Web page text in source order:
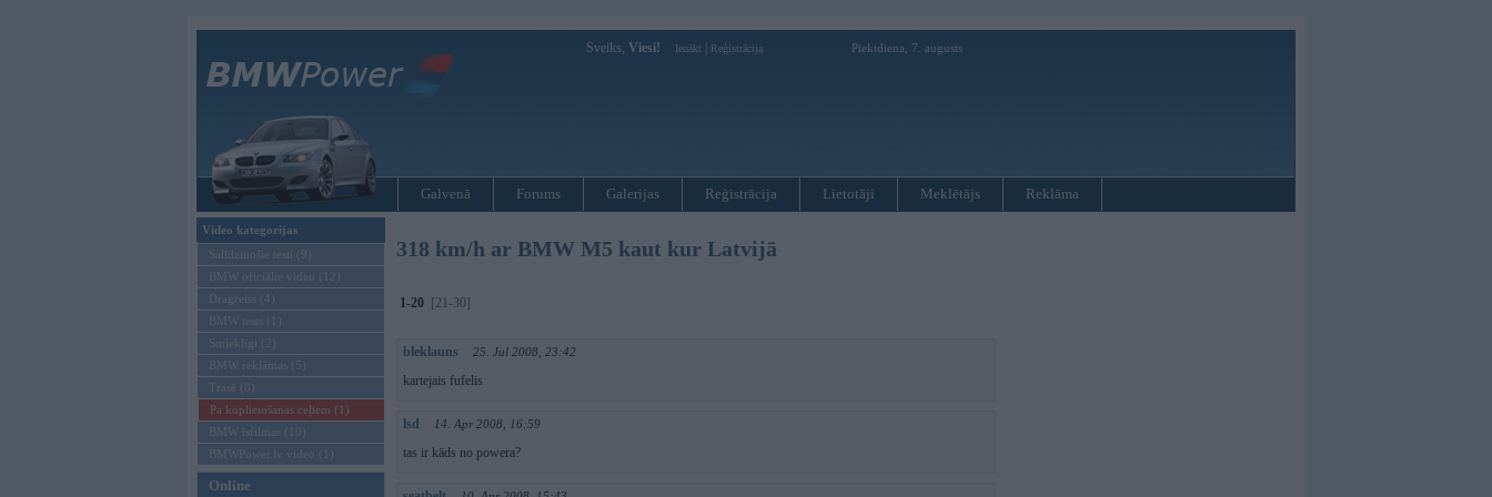
Sveiks, Viesi! Ienākt Reģistrācija Piektdiena, 7. augusts
Galvenā Forums Galerijas Reģistrācija Lietotāji Meklētājs Reklāma
Video kategorijas
Salīdzinošie testi (9)
BMW oficiālie video (12)
Dragreiss (4)
BMW tests (1)
Smieklīgi (2)
BMW reklāmas (5)
Trasē (8)
Pa koplietošanas ceļiem (1)
BMW īsfilmas (10)
BMWPower.lv video (1)
Online
318 km/h ar BMW M5 kaut kur Latvijā
1-20 [21-30]
bleklauns 25. Jul 2008, 23:42
kartejais fufelis
lsd 14. Apr 2008, 16:59
tas ir kāds no powera?